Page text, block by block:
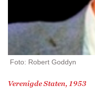
Foto: Robert Goddyn
Verenigde Staten, 1953